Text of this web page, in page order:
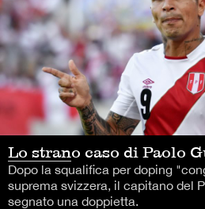
Lo strano caso di Paolo
Dopo la squalifica per doping
suprema svizzera, il capitano del
segnato una doppietta.